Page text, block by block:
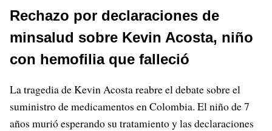
Rechazo por declaraciones de
minsalud sobre Kevin Acosta, niño
con hemofilia que falleció
La tragedia de Kevin Acosta reabre el debate sobre el
suministro de medicamentos en Colombia. El niño de 7
años murió esperando su tratamiento y las declaraciones